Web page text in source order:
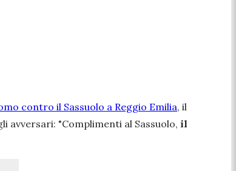
contro il Sassuolo a Reggio Emilia, il
avversari: "Complimenti al Sassuolo, il